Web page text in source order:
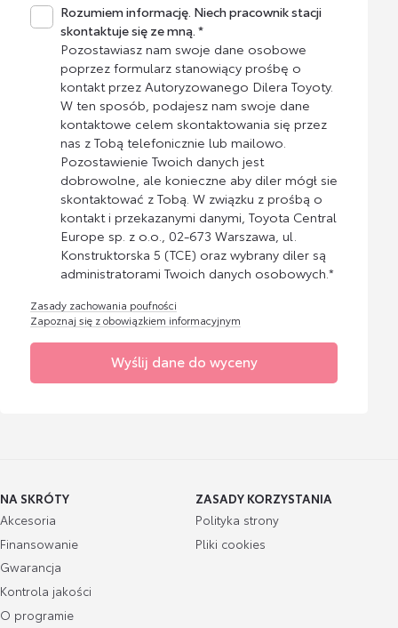
Rozumiem informację. Niech pracownik stacji
skontaktuje się ze mną. *
Pozostawiasz nam swoje dane osobowe
poprzez formularz stanowiący prośbę o
kontakt przez Autoryzowanego Dilera Toyoty.
W ten sposób, podajesz nam swoje dane
kontaktowe celem skontaktowania się przez
nas z Tobą telefonicznie lub mailowo.
Pozostawienie Twoich danych jest
dobrowolne, ale konieczne aby diler mógł sie
skontaktować z Tobą. W związku z prośbą o
kontakt i przekazanymi danymi, Toyota Central
Europe sp. z o.o., 02-673 Warszawa, ul.
Konstruktorska 5 (TCE) oraz wybrany diler są
administratorami Twoich danych osobowych.*
Zasady zachowania poufności
Zapoznaj się z obowiązkiem informacyjnym
Wyślij dane do wyceny
NA SKRÓTY
Akcesoria
Finansowanie
Gwarancja
Kontrola jakości
O programie
ZASADY KORZYSTANIA
Polityka strony
Pliki cookies